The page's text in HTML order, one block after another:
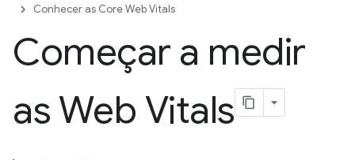
Conhecer as Core Web Vitals
Começar a medir
as Web Vitals